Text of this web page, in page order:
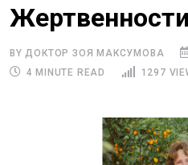
Жертвенности
BY ДОКТОР ЗОЯ МАКСУМОВА
4 MINUTE READ
1297